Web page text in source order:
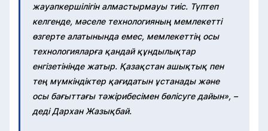
жауапкершілігін алмастырмауы тиіс. Түптеп
келгенде, мәселе технологияның мемлекетті
өзгерте алатынында емес, мемлекеттің осы
технологияларға қандай құндылықтар
енгізетінінде жатыр. Қазақстан ашықтық пен
тең мүмкіндіктер қағидатын ұстанады және
осы бағыттағы тәжірибесімен бөлісуге дайын», –
деді Дархан Жазықбай.